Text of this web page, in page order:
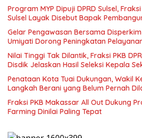
Program MYP Dipuji DPRD Sulsel,
Sulsel Layak Disebut Bapak
Gelar Pengawasan Bersama
Umiyati Dorong Peningkatan
Nilai Tinggi Tak Dilantik, Fraksi PKB
Disdik Jelaskan Hasil Seleksi Kepala
Penataan Kota Tuai Dukungan, Wakil
Langkah Berani yang Belum Pernah
Fraksi PKB Makassar All Out Dukung
Farming Dinilai Paling Tepat